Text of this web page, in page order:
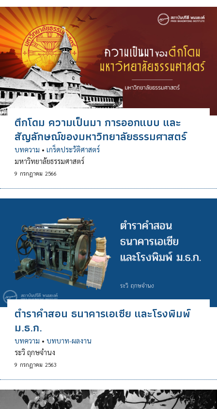
ตึกโดม ความเป็นมา การออกแบบ และ
สัญลักษณ์ของมหาวิทยาลัยธรรมศาสตร์
บทความ • เกร็ดประวัติศาสตร์
มหาวิทยาลัยธรรมศาสตร์
9 กรกฎาคม 2566
ตําราคําสอน ธนาคารเอเซีย และโรงพิมพ์
ม.ธ.ก.
บทความ • บทบาท-ผลงาน
ระวิ ฤกษจํานง
9 กรกฎาคม 2563